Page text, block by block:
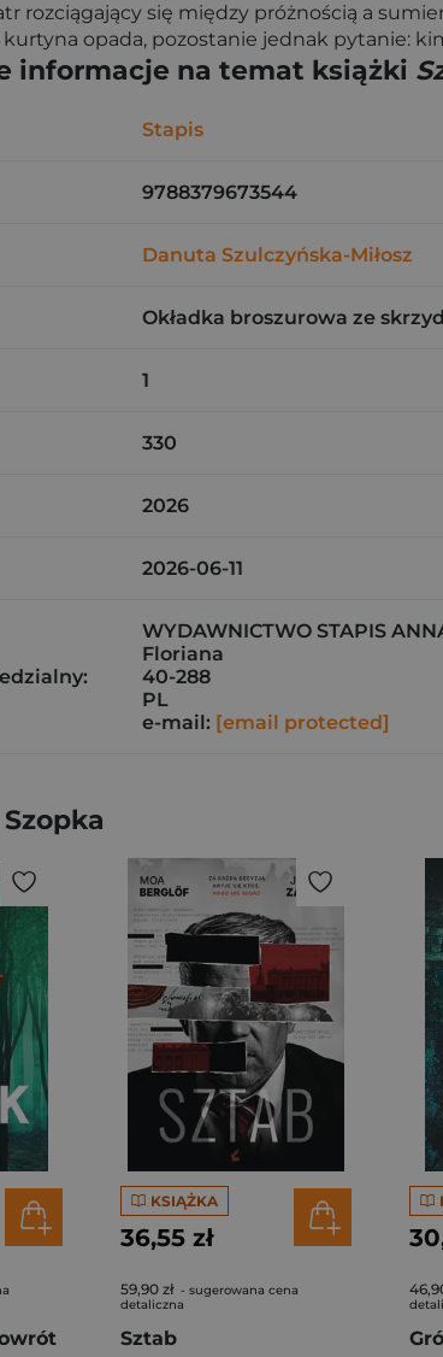
rozciągający się między próżnością a
kurtyna opada, pozostanie jednak pytanie:
informacje na temat książki
Stapis
9788379673544
Danuta Szulczyńska-Miłosz
Okładka broszurowa ze
1
330
2026
2026-06-11
WYDAWNICTWO STAPIS
Floriana
40-288
PL
e-mail: [email protected]
KSIĄŻKA
36,55 zł
59,90 zł - sugerowana cena
detaliczna
Sztab